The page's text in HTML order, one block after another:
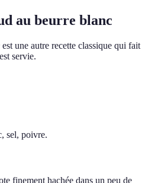
au beurre blanc
est une autre recette classique qui fait
servie.
sel, poivre.
finement hachée dans un peu de